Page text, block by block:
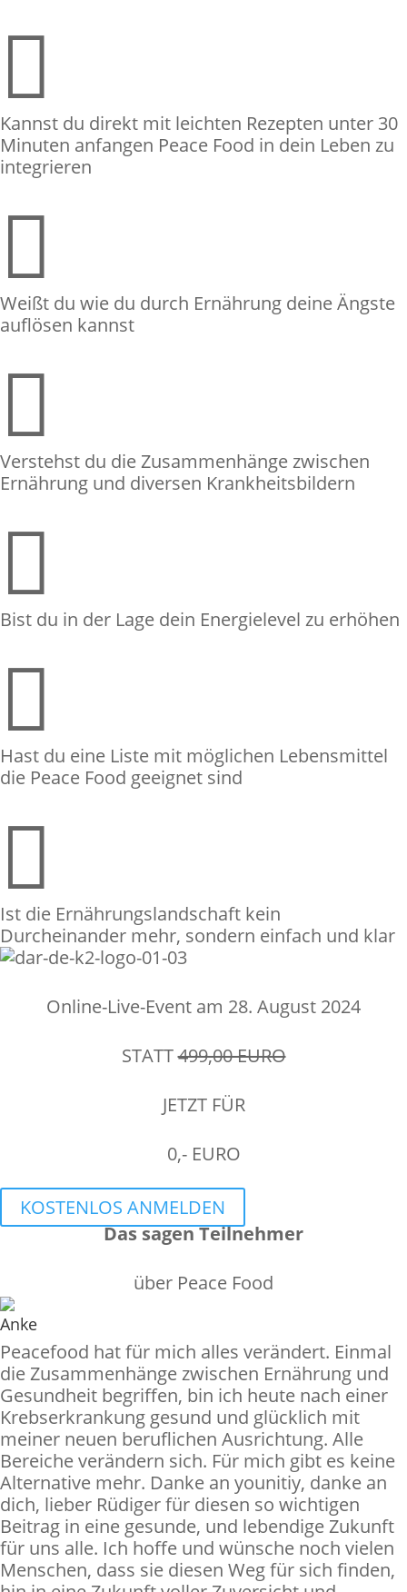

Kannst du direkt mit leichten Rezepten unter 30
Minuten anfangen Peace Food in dein Leben zu
integrieren

Weißt du wie du durch Ernährung deine Ängste
auflösen kannst

Verstehst du die Zusammenhänge zwischen
Ernährung und diversen Krankheitsbildern

Bist du in der Lage dein Energielevel zu erhöhen

Hast du eine Liste mit möglichen Lebensmittel
die Peace Food geeignet sind

Ist die Ernährungslandschaft kein
Durcheinander mehr, sondern einfach und klar
Online-Live-Event am 28. August 2024
STATT499,00 EURO
JETZT FÜR
0,- EURO
KOSTENLOS ANMELDEN
Das sagen Teilnehmer
über Peace Food
Anke
Peacefood hat für mich alles verändert. Einmal
die Zusammenhänge zwischen Ernährung und
Gesundheit begriffen, bin ich heute nach einer
Krebserkrankung gesund und glücklich mit
meiner neuen beruflichen Ausrichtung. Alle
Bereiche verändern sich. Für mich gibt es keine
Alternative mehr. Danke an younitiy, danke an
dich, lieber Rüdiger für diesen so wichtigen
Beitrag in eine gesunde, und lebendige Zukunft
für uns alle. Ich hoffe und wünsche noch vielen
Menschen, dass sie diesen Weg für sich finden,